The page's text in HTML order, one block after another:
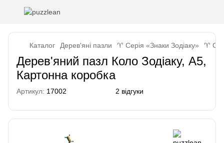
Каталог Дерев'яні пазли ♈ Серія «Знаки Зодіаку» ♈
Дерев'яний пазл Коло Зодіаку, А5,
Картонна коробка
Артикул: 17002 2 відгуки